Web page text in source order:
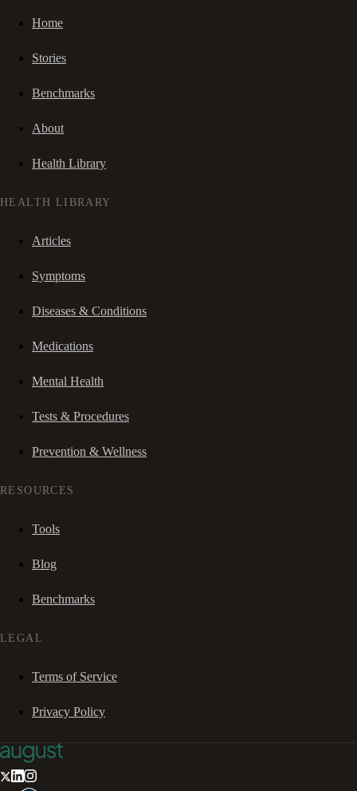
Home
Stories
Benchmarks
About
Health Library
HEALTH LIBRARY
Articles
Symptoms
Diseases & Conditions
Medications
Mental Health
Tests & Procedures
Prevention & Wellness
RESOURCES
Tools
Blog
Benchmarks
LEGAL
Terms of Service
Privacy Policy